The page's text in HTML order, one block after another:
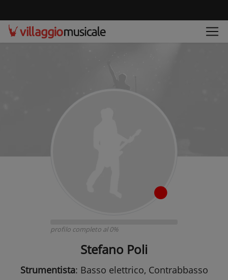
profilo completo al 0%
Stefano Poli
Strumentista: Basso elettrico, Contrabbasso